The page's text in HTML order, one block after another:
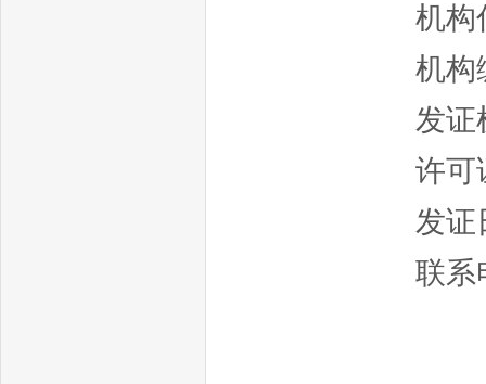
机构
机构
发证
许可
发证
联系